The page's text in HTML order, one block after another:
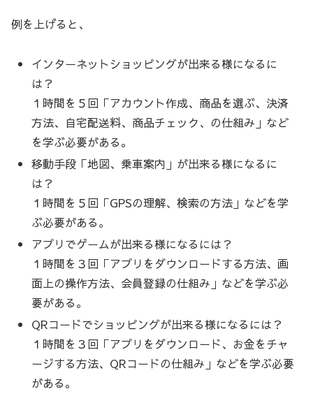
例を上げると、
インターネットショッピングが出来る様になるに
は？
１時間を５回「アカウント作成、商品を選ぶ、決済
方法、自宅配送料、商品チェック、の仕組み」など
を学ぶ必要がある。
移動手段「地図、乗車案内」が出来る様になるに
は？
１時間を５回「GPSの理解、検索の方法」などを学
ぶ必要がある。
アプリでゲームが出来る様になるには？
１時間を３回「アプリをダウンロードする方法、画
面上の操作方法、会員登録の仕組み」などを学ぶ必
要がある。
QRコードでショッピングが出来る様になるには？
１時間を３回「アプリをダウンロード、お金をチャ
ージする方法、QRコードの仕組み」などを学ぶ必要
がある。